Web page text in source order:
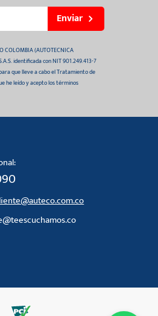
Enviar
COLOMBIA (AUTOTECNICA
identificada con NIT 901.249.413-7
que lleve a cabo el Tratamiento de
he leído y acepto los términos